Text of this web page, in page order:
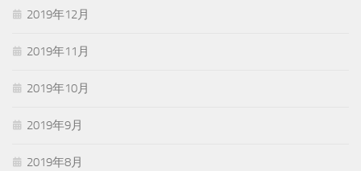
2019年12月
2019年11月
2019年10月
2019年9月
2019年8月